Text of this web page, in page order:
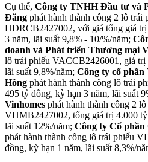
Cụ thể, Công ty TNHH Đầu tư và
Đăng phát hành thành công 2 lô
HDRCB2427002, với giá tổng giá
3 năm, lãi suất 9,8% - 10/%/năm;
doanh và Phát triển Thương mại
lô trái phiếu VACCB2426001, giá trị
lãi suất 9,8%/năm; Công ty cổ
Hồng phát hành thành công lô trái
495 tỷ đồng, kỳ hạn 3 năm, lãi suất
Vinhomes phát hành thành công 2
VHMB2427002, tổng giá trị 4.000
lãi suất 12%/năm; Công ty Cổ
phát hành thành công lô trái phiếu
đồng, kỳ hạn 1 năm, lãi suất 8,3%/